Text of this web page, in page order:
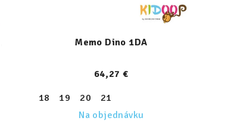
37 38
39
Memo Dino 1DA
64,27 €
18
19 20
21
Na objednávku